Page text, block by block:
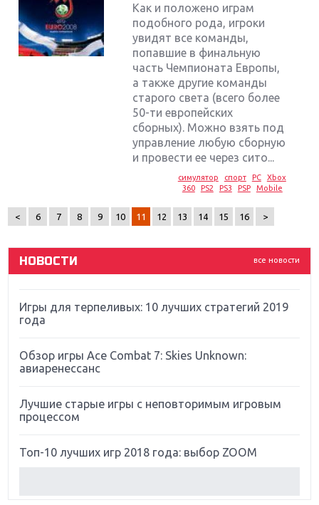
Как и положено играм
подобного рода, игроки
увидят все команды,
попавшие в финальную
часть Чемпионата Европы,
а также другие команды
старого света (всего более
50-ти европейских
сборных). Можно взять под
управление любую сборную
и провести ее через сито...
симулятор спорт PC
Xbox
360
PS2 PS3 PSP Mobile
< 6 7 8 9 10 11 12 13 14 15 16 >
все новости
НОВОСТИ
Крупнейшие релизы мая: Nintendo, Microsoft и
Новинки для Nintendo Switch: Labo, South Park и
Far Cry 5: хвалить нельзя ругать
Игры для терпеливых: 10 лучших стратегий 2019
года
Обзор игры Ace Combat 7: Skies Unknown:
авиаренессанс
Лучшие старые игры с неповторимым игровым
процессом
Топ-10 лучших игр 2018 года: выбор ZOOM